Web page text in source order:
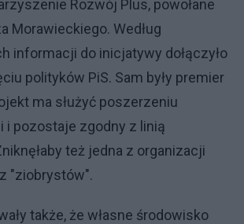
Rozwój Plus, powołane
Morawieckiego. Według
informacji do inicjatywy dołączyło
polityków PiS. Sam były premier
ma służyć poszerzeniu
i pozostaje zgodny z linią
też jedna z organizacji
"ziobrystów".
także, że własne środowisko